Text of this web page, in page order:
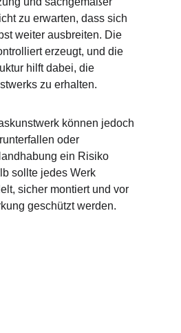
zu erwarten, dass sich
weiter ausbreiten. Die
erzeugt, und die
hilft dabei, die
zu erhalten.
können jedoch
oder
ein Risiko
sollte jedes Werk
sicher montiert und vor
geschützt werden.